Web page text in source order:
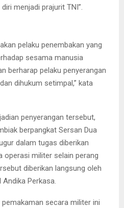
menjadi prajurit TNI”.
pelaku penembakan yang
sesama manusia
berharap pelaku penyerangan
dihukum setimpal,” kata
penyerangan tersebut,
berpangkat Sersan Dua
dalam tugas diberikan
operasi militer selain perang
diberikan langsung oleh
Perkasa.
secara militer ini